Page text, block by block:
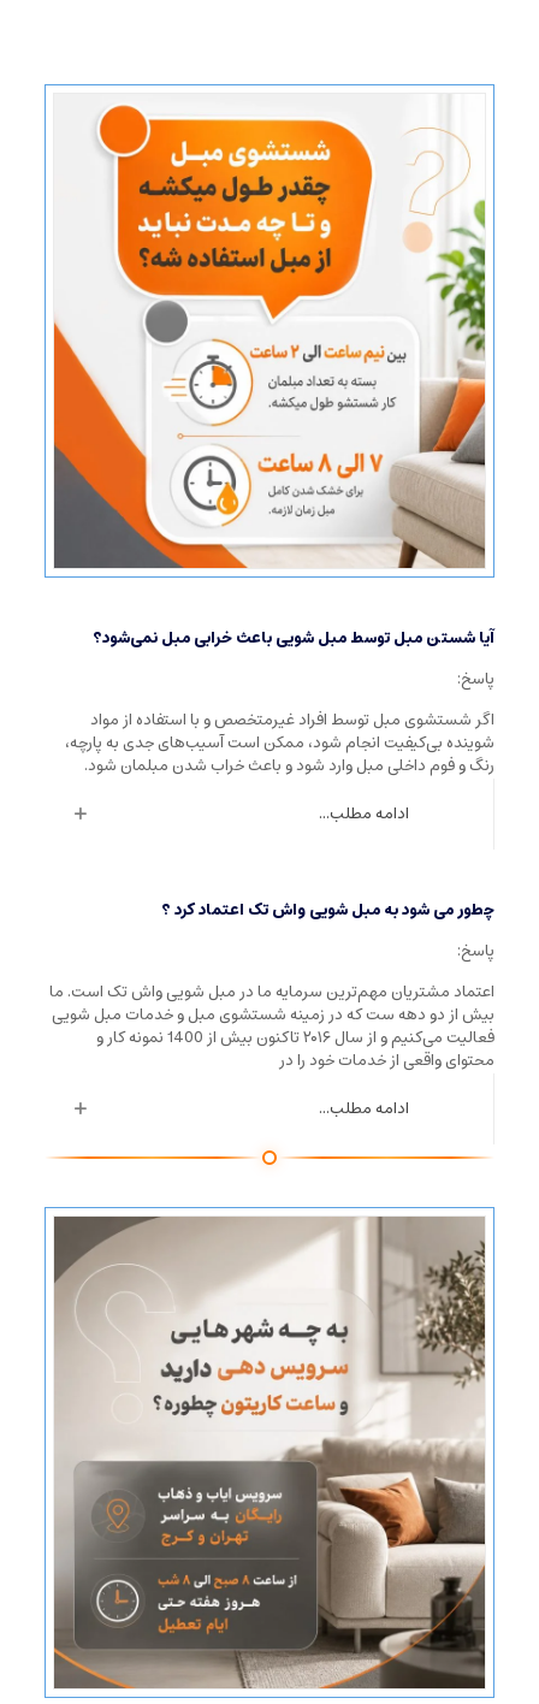
آیا شستن مبل توسط مبل شویی باعث خرابی مبل نمی‌شود؟
پاسخ:
اگر شستشوی مبل توسط افراد غیرمتخصص و با استفاده از مواد
شوینده بی‌کیفیت انجام شود، ممکن است آسیب‌های جدی به پارچه،
رنگ و فوم داخلی مبل وارد شود و باعث خراب شدن مبلمان شود.
ادامه مطلب...
چطور می شود به مبل شویی واش تک اعتماد کرد ؟
پاسخ:
اعتماد مشتریان مهم‌ترین سرمایه ما در مبل شویی واش تک است. ما
بیش از دو دهه ست که در زمینه شستشوی مبل و خدمات مبل شویی
فعالیت می‌کنیم و از سال ۲۰۱۶ تاکنون بیش از 1400 نمونه کار و
محتوای واقعی از خدمات خود را در
ادامه مطلب...